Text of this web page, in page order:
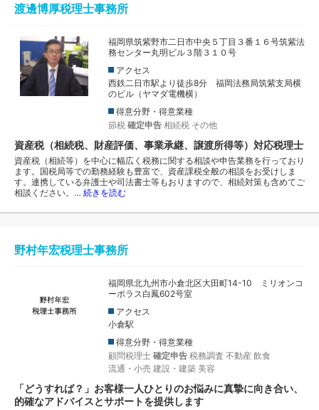
渡邊博厚税理士事務所
福岡県筑紫野市二日市中央５丁目３番１６号筑紫法
務センター丸明ビル３階３１０号
アクセス
西鉄二日市駅より徒歩8分 福岡法務局筑紫支局横
のビル（ヤマダ電機横）
得意分野・得意業種
節税 確定申告 相続税 その他
資産税（相続税、財産評価、事業承継、譲渡所得等）対応税理士
資産税（相続等）を中心に幅広く税務に関する相談や申告業務を行っており
ます。国税局等での勤務経験も豊富で、資産課税全般の相談をお受けしま
す。連携している弁護士や司法書士等もおりますので、相続対策も含めてご
相談ください。… 続きを読む
野村年宏税理士事務所
福岡県北九州市小倉北区大田町14-10 ミリオンコ
ーポラス白鳳602号室
アクセス
小倉駅
得意分野・得意業種
顧問税理士 確定申告 税務調査 不動産 飲食
流通・小売 建設・建築 美容
「どうすれば？」お客様一人ひとりのお悩みに真摯に向き合い、
的確なアドバイスとサポートを提供します